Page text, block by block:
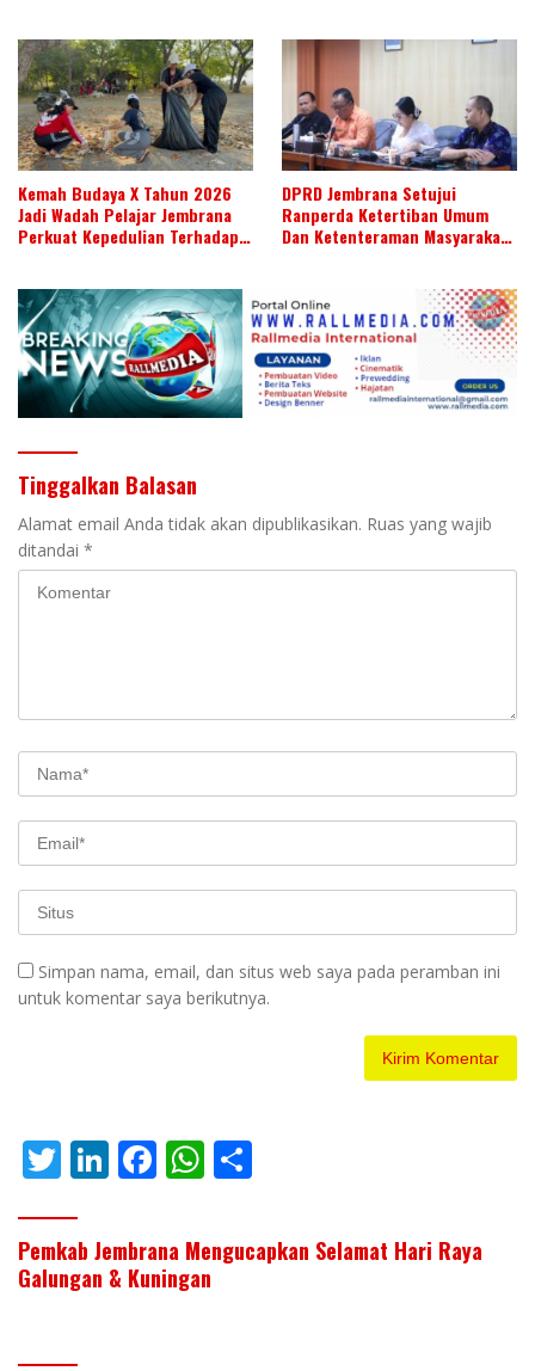
Kemah Budaya X Tahun 2026
Jadi Wadah Pelajar Jembrana
Perkuat Kepedulian Terhadap
DPRD Jembrana Setujui
Ranperda Ketertiban Umum
Dan Ketenteraman Masyarakat
Tinggalkan Balasan
Alamat email Anda tidak akan dipublikasikan. Ruas yang wajib
ditandai *
Simpan nama, email, dan situs web saya pada peramban ini
untuk komentar saya berikutnya.
T
itt
er
Li
k
e
F
e
b
W
at
s
ar
e
Pemkab Jembrana Mengucapkan Selamat Hari Raya
Galungan & Kuningan